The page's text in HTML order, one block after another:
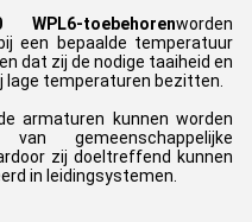
toebehorenworden
een bepaalde temperatuur
dat zij de nodige taaiheid en
lage temperaturen bezitten.
armaturen kunnen worden
gemeenschappelijke
zij doeltreffend kunnen
in leidingsystemen.